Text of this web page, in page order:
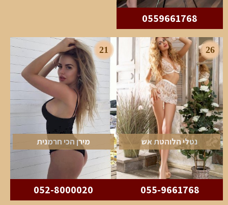
0559661768
26
נטלי הלוהטת אש
055-9661768
21
מירן הכי חרמנית
052-8000020